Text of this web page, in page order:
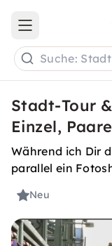
Open main menu
Suche:
Stadt-Tour
Einzel,
Während ich Dir
parallel ein
Neu